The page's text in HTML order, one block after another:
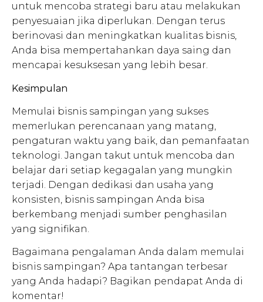
untuk mencoba strategi baru atau melakukan
penyesuaian jika diperlukan. Dengan terus
berinovasi dan meningkatkan kualitas bisnis,
Anda bisa mempertahankan daya saing dan
mencapai kesuksesan yang lebih besar.
Kesimpulan
Memulai bisnis sampingan yang sukses
memerlukan perencanaan yang matang,
pengaturan waktu yang baik, dan pemanfaatan
teknologi. Jangan takut untuk mencoba dan
belajar dari setiap kegagalan yang mungkin
terjadi. Dengan dedikasi dan usaha yang
konsisten, bisnis sampingan Anda bisa
berkembang menjadi sumber penghasilan
yang signifikan.
Bagaimana pengalaman Anda dalam memulai
bisnis sampingan? Apa tantangan terbesar
yang Anda hadapi? Bagikan pendapat Anda di
komentar!